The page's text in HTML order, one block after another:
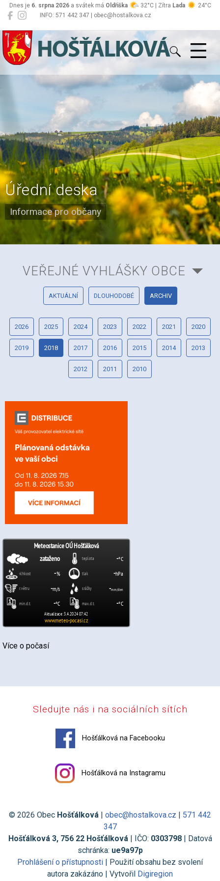
INFO: 571 442 347 | obec@hostalkova.cz
Dnes je 6. srpna 2026a svátek má Oldřiška 32°C | Zítra Lada 24°C
Hošťálková
Úřední deska
Informace pro občany
Více o počasí
VEŘEJNÉ VYHLÁŠKY OBCE
AKTUÁLNÍ DLOUHODOBÉ ARCHIV
2026 2025 2024 2023 2022 2021 2020
2019 2018 2017 2016 2015 2014 2013
2012 2011 2010
Sledujte nás i na sociálních sítích
Hošťálková na Facebooku
Hošťálková na Instagramu
© 2026 Obec Hošťálková | obec@hostalkova.cz | 571 442
347
Hošťálková 3, 756 22 Hošťálková| IČO: 0303798| Datová
schránka: ue9a97p
Prohlášení o přístupnosti | Použití obsahu bez svolení
autora zakázáno | Vytvořil Digiregion